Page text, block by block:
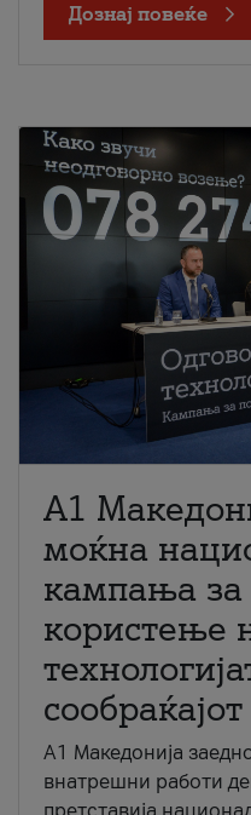
Дознај повеќе
A1
моќна
кампања за
користење
сообраќајот
A1 Македонија
внатрешни работи